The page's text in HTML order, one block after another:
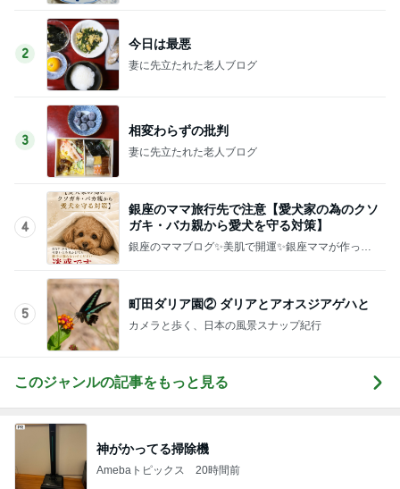
2
今日は最悪
妻に先立たれた老人ブログ
3
相変わらずの批判
妻に先立たれた老人ブログ
4
銀座のママ旅行先で注意【愛犬家の為のクソ
ガキ・バカ親から愛犬を守る対策】
銀座のママブログ✨美肌で開運✨銀座ママが作った
5
町田ダリア園② ダリアとアオスジアゲハと
カメラと歩く、日本の風景スナップ紀行
このジャンルの記事をもっと見る
神がかってる掃除機
Amebaトピックス 20時間前